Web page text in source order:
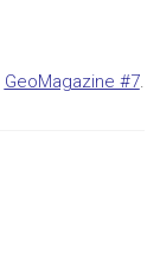
GeoMagazine #7.